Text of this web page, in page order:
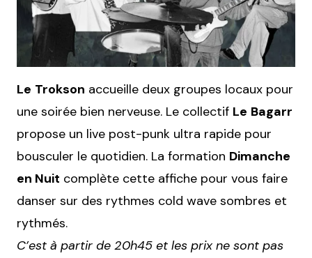
Le Trokson accueille deux groupes locaux pour
une soirée bien nerveuse. Le collectif Le Bagarr
propose un live post-punk ultra rapide pour
bousculer le quotidien. La formation Dimanche
en Nuit complète cette affiche pour vous faire
danser sur des rythmes cold wave sombres et
rythmés.
C’est à partir de 20h45 et les prix ne sont pas